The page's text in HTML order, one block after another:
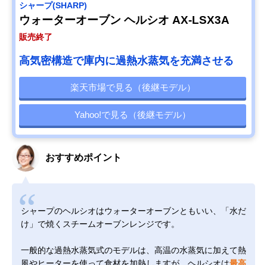
シャープ(SHARP)
ウォーターオーブン ヘルシオ AX-LSX3A
販売終了
高気密構造で庫内に過熱水蒸気を充満させる
楽天市場で見る（後継モデル）
Yahoo!で見る（後継モデル）
おすすめポイント
シャープのヘルシオはウォーターオーブンともいい、「水だ
け」で焼くスチームオーブンレンジです。
一般的な過熱水蒸気式のモデルは、高温の水蒸気に加えて熱
風やヒーターを使って食材を加熱しますが、ヘルシオは最高